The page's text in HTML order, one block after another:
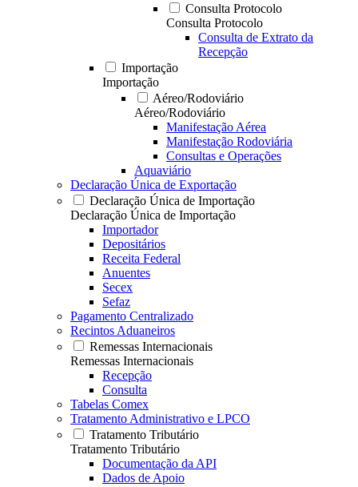
Consulta Protocolo
Consulta Protocolo
Consulta de Extrato da
Recepção
Importação
Importação
Aéreo/Rodoviário
Aéreo/Rodoviário
Manifestação Aérea
Manifestação Rodoviária
Consultas e Operações
Aquaviário
Declaração Única de Exportação
Declaração Única de Importação
Declaração Única de Importação
Importador
Depositários
Receita Federal
Anuentes
Secex
Sefaz
Pagamento Centralizado
Recintos Aduaneiros
Remessas Internacionais
Remessas Internacionais
Recepção
Consulta
Tabelas Comex
Tratamento Administrativo e LPCO
Tratamento Tributário
Tratamento Tributário
Documentação da API
Dados de Apoio